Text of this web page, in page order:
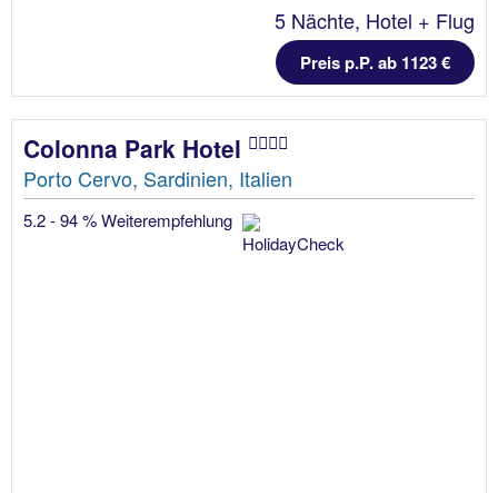
5 Nächte, Hotel + Flug
Preis p.P. ab 1123 €
Colonna Park Hotel
Porto Cervo, Sardinien, Italien
5.2 - 94 % Weiterempfehlung